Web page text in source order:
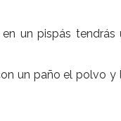
un pispás tendrás
un paño el polvo